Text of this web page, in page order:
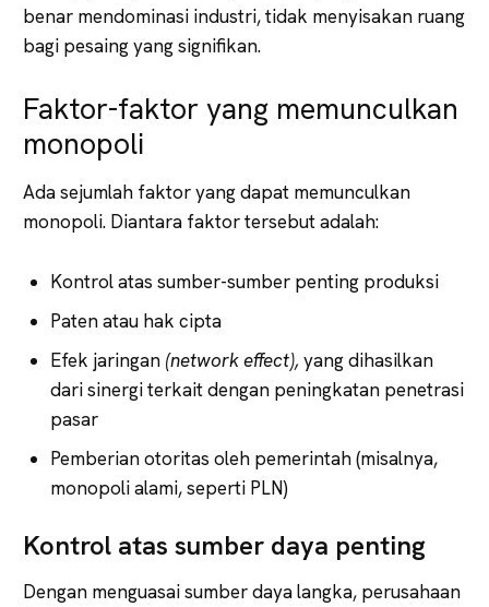
benar mendominasi industri, tidak menyisakan ruang
bagi pesaing yang signifikan.
Faktor-faktor yang memunculkan
monopoli
Ada sejumlah faktor yang dapat memunculkan
monopoli. Diantara faktor tersebut adalah:
Kontrol atas sumber-sumber penting produksi
Paten atau hak cipta
Efek jaringan (network effect),yang dihasilkan
dari sinergi terkait dengan peningkatan penetrasi
pasar
Pemberian otoritas oleh pemerintah (misalnya,
monopoli alami, seperti PLN)
Kontrol atas sumber daya penting
Dengan menguasai sumber daya langka, perusahaan